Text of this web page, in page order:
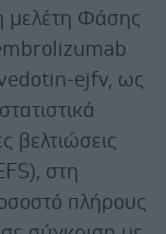
μελέτη Φάσης
ejfv, ως
βελτιώσεις
στη
πλήρους